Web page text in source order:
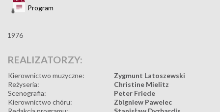
Program
1976
REALIZATORZY:
Kierownictwo muzyczne:
Zygmunt Latoszewski
Reżyseria:
Christine Mielitz
Scenografia:
Peter Friede
Kierownictwo chóru:
Zbigniew Pawelec